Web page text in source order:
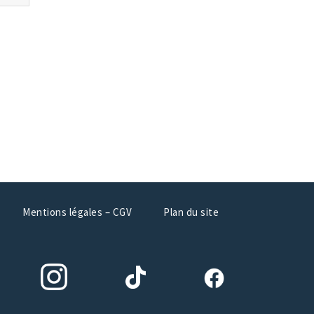
Mentions légales – CGV Plan du site